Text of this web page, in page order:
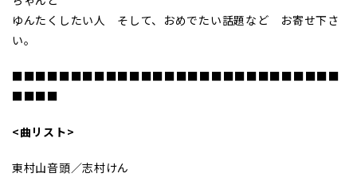
ゆんたくしたい人 そして、おめでたい話題など お寄せ下さ
い。
■■■■■■■■■■■■■■■■■■■■■■■■■■■■
■■■■
<曲リスト>
東村山音頭／志村けん